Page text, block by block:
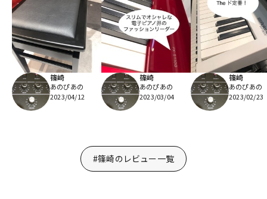
篠崎
あのぴあの
2023/04/12
篠崎
あのぴあの
2023/03/04
篠崎
あのぴあの
2023/02/23
#篠崎のレビュー一覧